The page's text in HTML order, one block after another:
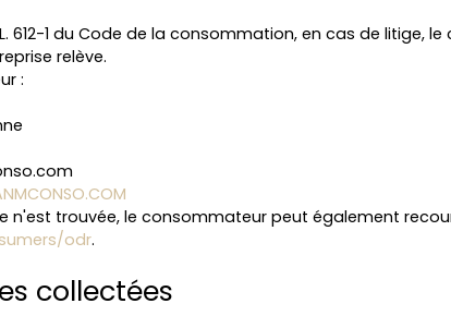
612-1 du Code de la consommation, en cas de
relève.
:
n'est trouvée, le consommateur peut également
odr.
collectées